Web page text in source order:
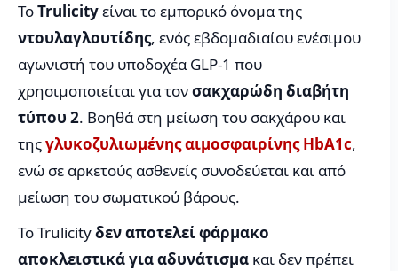
ΤοTrulicityείναι το εμπορικό όνομα της
ντουλαγλουτίδης, ενός εβδομαδιαίου ενέσιμου
αγωνιστή του υποδοχέα GLP-1 που
χρησιμοποιείται για τονσακχαρώδη διαβήτη
τύπου 2. Βοηθά στη μείωση του σακχάρου και
τηςγλυκοζυλιωμένης αιμοσφαιρίνης HbA1c,
ενώ σε αρκετούς ασθενείς συνοδεύεται και από
μείωση του σωματικού βάρους.
Το Trulicityδεν αποτελεί φάρμακο
αποκλειστικά για αδυνάτισμα και δεν πρέπει